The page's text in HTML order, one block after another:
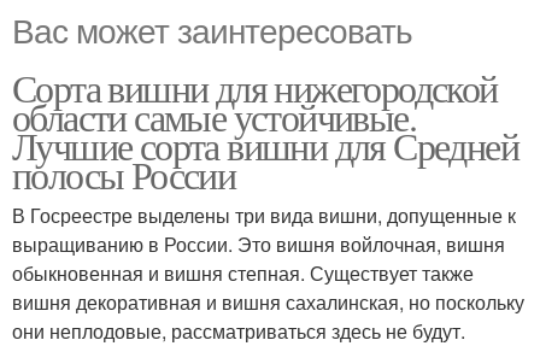
Вас может заинтересовать
Сорта вишни для нижегородской
области самые устойчивые.
Лучшие сорта вишни для Средней
полосы России
В Госреестре выделены три вида вишни, допущенные к
выращиванию в России. Это вишня войлочная, вишня
обыкновенная и вишня степная. Существует также
вишня декоративная и вишня сахалинская, но поскольку
они неплодовые, рассматриваться здесь не будут.